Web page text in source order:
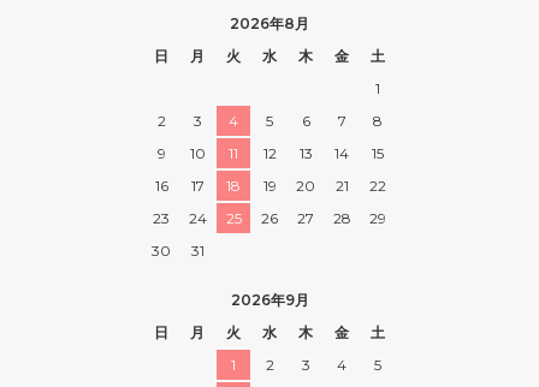
2026年8月
日
月 火 水 木 金
土
1
2
3 4 5 6 7
8
9
10 11 12 13 14
15
16
17 18 19 20 21
22
23
24 25 26 27 28
29
30
31
2026年9月
日
月 火 水 木 金
土
1
2 3 4
5